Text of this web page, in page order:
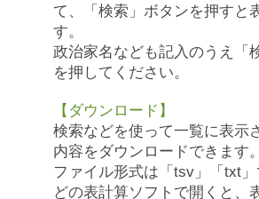
て、「検索」ボタンを押すと
す。
政治家名なども記入のうえ「
を押してください。
【ダウンロード】
検索などを使って一覧に表示
内容をダウンロードできます。
ファイル形式は「tsv」「txt
どの表計算ソフトで開くと、